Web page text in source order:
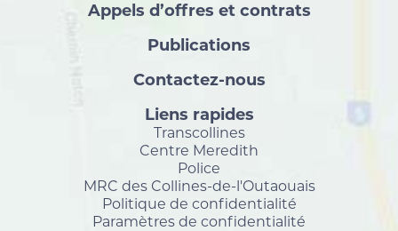
Appels d’offres et contrats
Publications
Contactez-nous
Liens rapides
Transcollines
Centre Meredith
Police
MRC des Collines-de-l'Outaouais
Politique de confidentialité
Paramètres de confidentialité